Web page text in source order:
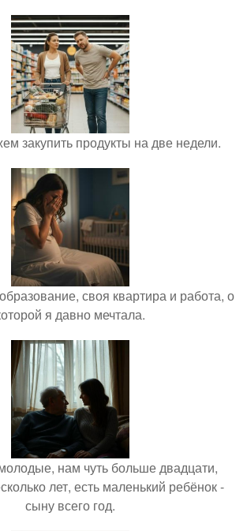
закупить продукты на две недели.
своя квартира и работа, о
я давно мечтала.
нам чуть больше двадцати,
лет, есть маленький ребёнок -
сыну всего год.